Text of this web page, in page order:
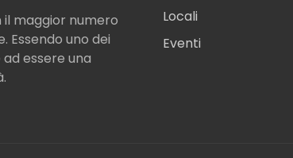
il maggior numero
Essendo uno dei
essere una
Locali
Eventi